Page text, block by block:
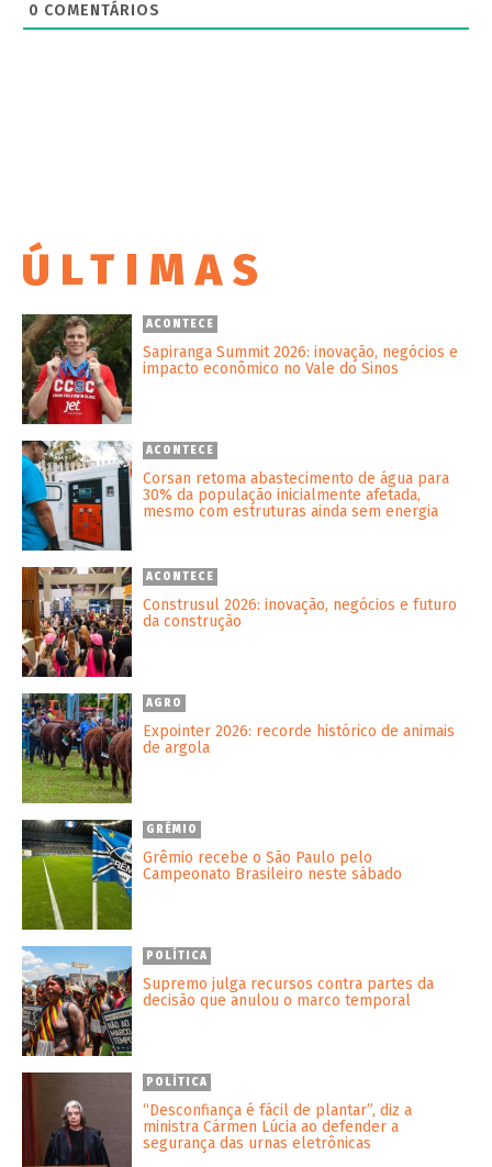
0 COMENTÁRIOS
ÚLTIMAS
ACONTECE
Sapiranga Summit 2026: inovação, negócios e
impacto econômico no Vale do Sinos
ACONTECE
Corsan retoma abastecimento de água para
30% da população inicialmente afetada,
mesmo com estruturas ainda sem energia
ACONTECE
Construsul 2026: inovação, negócios e futuro
da construção
AGRO
Expointer 2026: recorde histórico de animais
de argola
GRÊMIO
Grêmio recebe o São Paulo pelo
Campeonato Brasileiro neste sábado
POLÍTICA
Supremo julga recursos contra partes da
decisão que anulou o marco temporal
POLÍTICA
“Desconfiança é fácil de plantar”, diz a
ministra Cármen Lúcia ao defender a
segurança das urnas eletrônicas